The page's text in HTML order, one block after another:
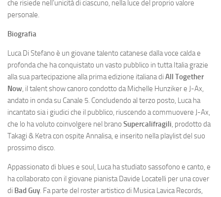
che risiede nell’unicità di ciascuno, nella luce del proprio valore
personale.
Biografia
Luca Di Stefano è un giovane talento catanese dalla voce calda e
profonda che ha conquistato un vasto pubblico in tutta Italia grazie
alla sua partecipazione alla prima edizione italiana di All Together
Now, il talent show canoro condotto da Michelle Hunziker e J-Ax,
andato in onda su Canale 5. Concludendo al terzo posto, Luca ha
incantato sia i giudici che il pubblico, riuscendo a commuovere J-Ax,
che lo ha voluto coinvolgere nel brano Supercalifragili, prodotto da
Takagi & Ketra con ospite Annalisa, e inserito nella playlist del suo
prossimo disco.
Appassionato di blues e soul, Luca ha studiato sassofono e canto, e
ha collaborato con il giovane pianista Davide Locatelli per una cover
di Bad Guy. Fa parte del roster artistico di Musica Lavica Records,